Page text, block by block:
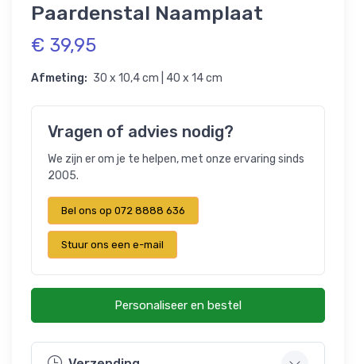
Paardenstal Naamplaat
€ 39,95
Afmeting: 30 x 10,4 cm | 40 x 14 cm
Vragen of advies nodig?
We zijn er om je te helpen, met onze ervaring sinds
2005.
Bel ons op 072 8888 636
Stuur ons een e-mail
Personaliseer en bestel